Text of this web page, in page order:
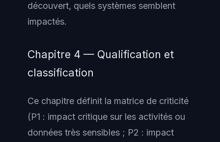
découvert, quels systèmes semblent
impactés.
Chapitre 4 — Qualification et
classification
Ce chapitre définit la matrice de criticité
(P1 : impact critique sur les activités ou
données très sensibles ; P2 : impact